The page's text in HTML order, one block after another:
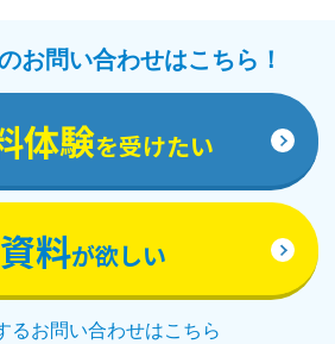
お問い合わせはこちら！
体験を受けたい
資料が欲しい
るお問い合わせはこちら